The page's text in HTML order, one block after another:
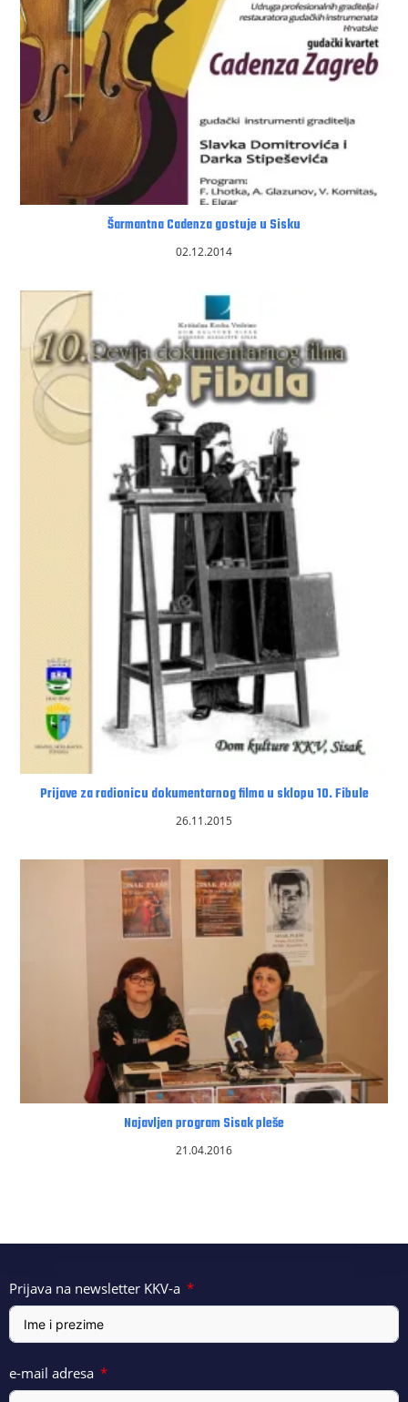
Šarmantna Cadenza gostuje u Sisku
02.12.2014
Prijave za radionicu dokumentarnog filma u sklopu 10. Fibule
26.11.2015
Najavljen program Sisak pleše
21.04.2016
Prijava na newsletter KKV-a
e-mail adresa